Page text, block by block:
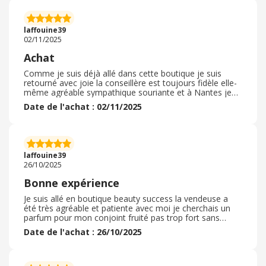
je n’ai pas osé le dire malheureusement je suis trop
gentille. Dommage de ne pas avoir trouvé de photos de
poses sur le site ou au moins sur les réseaux j’aurai su
avant ce qui m’attendais
laffouine39
02/11/2025
Achat
Comme je suis déjà allé dans cette boutique je suis
retourné avec joie la conseillère est toujours fidèle elle-
même agréable sympathique souriante et à Nantes je
suis reparti avec un parfum pour les fêtes de fin d'année
pour homme le Valentino Coral. Une odeur enivrante
choix que ce soit parfum crème soin gel douche
maquillage également et de nombreux coffrets pour
Noël et calendrier de l'avent il y en a pour tous les goûts
femme enfant homme les prix sont dans la moyenne
des autres parfumerie de ce genre
Date de l'achat : 02/11/2025
laffouine39
26/10/2025
Bonne expérience
Je suis allé en boutique beauty success la vendeuse a
été très agréable et patiente avec moi je cherchais un
parfum pour mon conjoint fruité pas trop fort sans
odeur d'alcool. Elle a pris le soin de me faire sentir de
nombreux parfums avec professionnalisme. Étant donné
Date de l'achat : 26/10/2025